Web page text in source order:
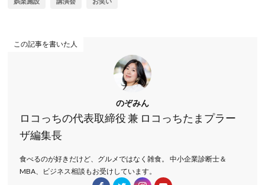
この記事を書いた人
のぞみん
ロコっちの代表取締役 兼 ロコっちたまプラー
ザ編集長
食べるのが好きだけど、グルメではなく雑食。 中小企業診断士＆
MBA、ビジネス相談もお受けしています。